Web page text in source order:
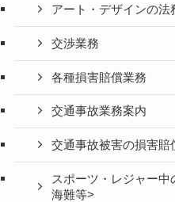
アート・デザインの法
交渉業務
各種損害賠償業務
交通事故業務案内
交通事故被害の損害賠
スポーツ・レジャー中
海難等>